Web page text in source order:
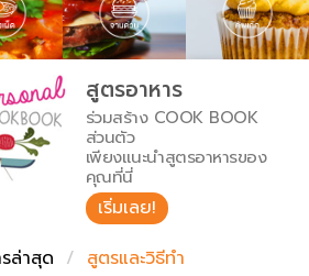
วยการตวง
หภูมิ
หนักวัตถุดิบ
สูตรอาหาร
ร่วมสร้าง COOK BOOK
ส่วนตัว
เพียงแนะนำสูตรอาหารของ
คุณที่นี่
เริ่มเลย!
ล่าสุด สูตรและวิธีทำ